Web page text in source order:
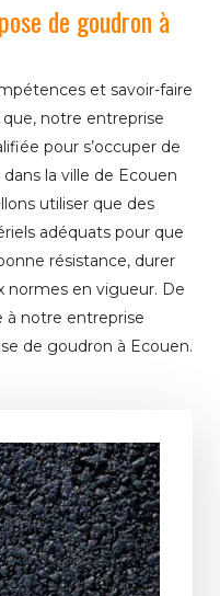
de goudron à
et savoir-faire
notre entreprise
pour s’occuper de
la ville de Ecouen
utiliser que des
adéquats pour que
résistance, durer
normes en vigueur. De
à notre entreprise
de goudron à Ecouen.